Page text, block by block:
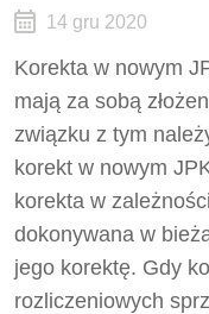
14 gru 2020
Korekta w nowym
mają za sobą
związku z tym
korekt w nowym
korekta w
dokonywana w
jego korektę. Gdy
rozliczeniowych